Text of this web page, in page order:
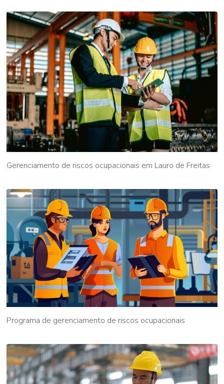
Gerenciamento de riscos ocupacionais em Lauro de Freitas
Programa de gerenciamento de riscos ocupacionais